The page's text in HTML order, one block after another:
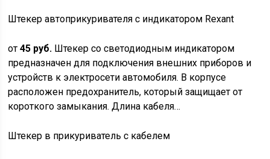
Штекер автоприкуривателя с индикатором Rexant
от45 руб. Штекер со светодиодным индикатором
предназначен для подключения внешних приборов и
устройств к электросети автомобиля. В корпусе
расположен предохранитель, который защищает от
короткого замыкания. Длина кабеля…
Штекер в прикуриватель с кабелем